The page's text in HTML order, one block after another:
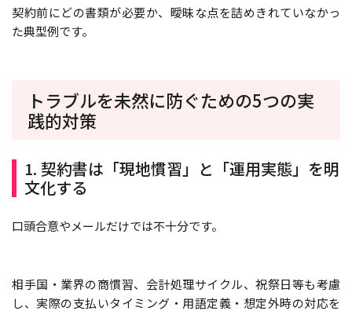
契約前にどの書類が必要か、曖昧な点を詰めきれていなかっ
た典型例です。
トラブルを未然に防ぐための5つの実
践的対策
1. 契約書は「現地慣習」と「運用実態」を明
文化する
口頭合意やメールだけでは不十分です。
相手国・業界の商慣習、会計処理サイクル、祝祭日等も考慮
し、実際の支払いタイミング・用語定義・想定外時の対応を